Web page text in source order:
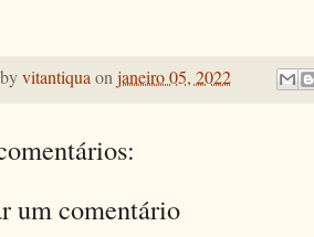
vitantiquaonjaneiro 05, 2022
um comentário